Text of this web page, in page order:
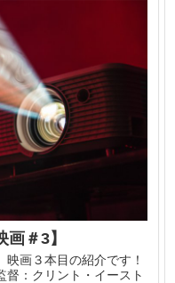
＃3】
画３本目の紹介です！
督：クリント・イースト